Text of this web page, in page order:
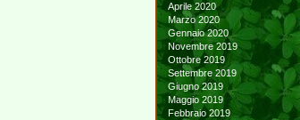
Aprile 2020
Marzo 2020
Gennaio 2020
Novembre 2019
Ottobre 2019
Settembre 2019
Giugno 2019
Maggio 2019
Febbraio 2019